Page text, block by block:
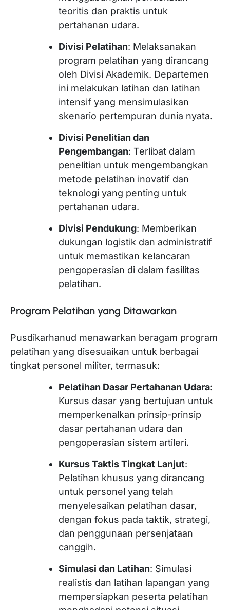
teoritis dan praktis untuk
pertahanan udara.
Divisi Pelatihan: Melaksanakan
program pelatihan yang dirancang
oleh Divisi Akademik. Departemen
ini melakukan latihan dan latihan
intensif yang mensimulasikan
skenario pertempuran dunia nyata.
Divisi Penelitian dan
Pengembangan: Terlibat dalam
penelitian untuk mengembangkan
metode pelatihan inovatif dan
teknologi yang penting untuk
pertahanan udara.
Divisi Pendukung: Memberikan
dukungan logistik dan administratif
untuk memastikan kelancaran
pengoperasian di dalam fasilitas
pelatihan.
Program Pelatihan yang Ditawarkan
Pusdikarhanud menawarkan beragam program
pelatihan yang disesuaikan untuk berbagai
tingkat personel militer, termasuk:
Pelatihan Dasar Pertahanan Udara:
Kursus dasar yang bertujuan untuk
memperkenalkan prinsip-prinsip
dasar pertahanan udara dan
pengoperasian sistem artileri.
Kursus Taktis Tingkat Lanjut:
Pelatihan khusus yang dirancang
untuk personel yang telah
menyelesaikan pelatihan dasar,
dengan fokus pada taktik, strategi,
dan penggunaan persenjataan
canggih.
Simulasi dan Latihan: Simulasi
realistis dan latihan lapangan yang
mempersiapkan peserta pelatihan